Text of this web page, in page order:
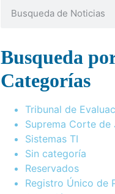
Busqueda
Categorías
Tribunal de
Suprema Corte de
Sistemas TI
Sin categoría
Reservados
Registro Único de